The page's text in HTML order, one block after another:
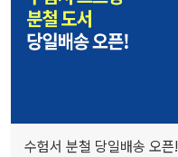
수험서 분철 당일배송 오픈!